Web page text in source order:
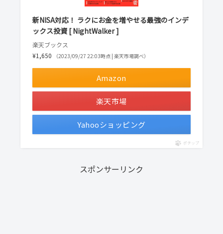
新NISA対応！ ラクにお金を増やせる最強のインデ
ックス投資 [ NightWalker ]
楽天ブックス
¥1,650
（2023/09/27 22:03時点 | 楽天市場調べ）
Amazon
楽天市場
Yahooショッピング
ポチップ
スポンサーリンク